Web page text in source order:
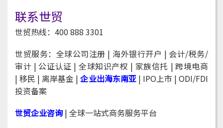
联系世贸
世贸热线：400 888 3301
世贸服务：全球公司注册 | 海外银行开户 | 会计/税务/
审计 | 公证认证 | 全球知识产权 | 家族信托 | 跨境电商
|移民 | 离岸基金 |企业出海东南亚| IPO上市 |ODI/FDI
投资备案
世贸企业咨询| 全球一站式商务服务平台